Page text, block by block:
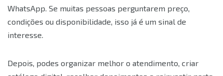
WhatsApp. Se muitas pessoas perguntarem preço,
condições ou disponibilidade, isso já é um sinal de
interesse.
Depois, podes organizar melhor o atendimento, criar